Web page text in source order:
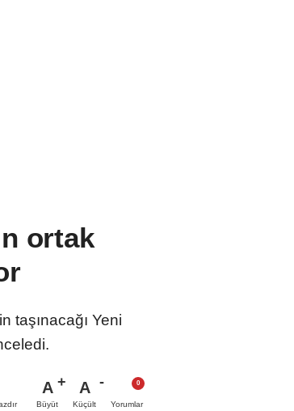
ortak
taşınacağı Yeni
A
Büyüt
A
Küçült Yorumlar